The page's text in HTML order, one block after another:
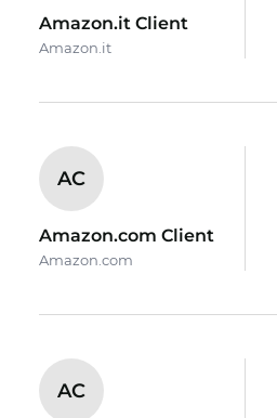
Amazon.it Client
Amazon.it
AC
Amazon.com Client
Amazon.com
AC